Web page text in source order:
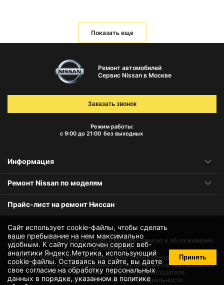
Показать еще
Сайт использует cookie-файлы, чтобы сделать
ваше пребывание на нем максимально
удобным. К cайту подключен сервис веб-
аналитики Яндекс.Метрика, использующий
cookie-файлы. Оставаясь на сайте, вы даете
своесогласие на обработку персональных
данных в порядке, указанном в политике
Принять
Ремонт автомобилей
Сервис Nissan в Москве
Режим работы:
с 9:00 до 21:00 без выходных
Заказать звонок
Информация
Ремонт Nissan по моделям
Прайс-лист на ремонт Ниссан
© 2010-2026Автосервис Nissan в Москве – ремонт и обслуживание
автомобилей
Использование товарного знака и логотипов бренда происходит
исключительно в информационных целях не является нарушением и
не требует получения согласия правообладателя.
Защита данных и политика конфиденциальности.